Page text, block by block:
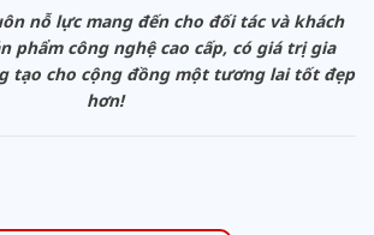
nỗ lực mang đến cho đối tác và khách
phẩm công nghệ cao cấp, có giá trị gia
tạo cho cộng đồng một tương lai tốt đẹp
hơn!